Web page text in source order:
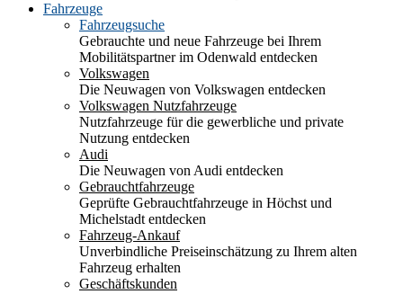
Fahrzeuge
Fahrzeugsuche
Gebrauchte und neue Fahrzeuge bei Ihrem
Mobilitätspartner im Odenwald entdecken
Volkswagen
Die Neuwagen von Volkswagen entdecken
Volkswagen Nutzfahrzeuge
Nutzfahrzeuge für die gewerbliche und private
Nutzung entdecken
Audi
Die Neuwagen von Audi entdecken
Gebrauchtfahrzeuge
Geprüfte Gebrauchtfahrzeuge in Höchst und
Michelstadt entdecken
Fahrzeug-Ankauf
Unverbindliche Preiseinschätzung zu Ihrem alten
Fahrzeug erhalten
Geschäftskunden